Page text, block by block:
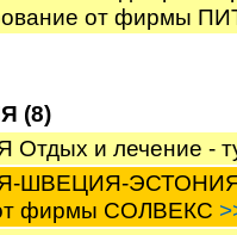
от фирмы
(8)
Отдых и лечение -
ШВЕЦИЯ-ЭСТОНИЯ.
фирмы СОЛВЕКС